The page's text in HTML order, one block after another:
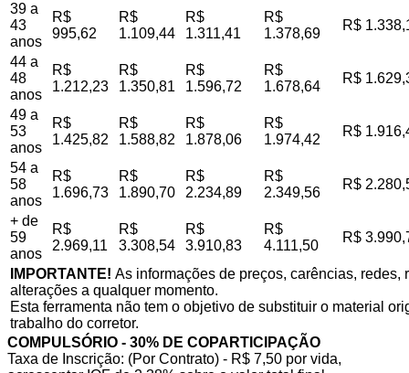
39 a
43
anos
R$
995,62
R$
1.109,44
R$
1.311,41
R$
1.378,69
R$
44 a
48
anos
R$
1.212,23
R$
1.350,81
R$
1.596,72
R$
1.678,64
R$
49 a
53
anos
R$
1.425,82
R$
1.588,82
R$
1.878,06
R$
1.974,42
R$
54 a
58
anos
R$
1.696,73
R$
1.890,70
R$
2.234,89
R$
2.349,56
R$
+ de
59
anos
R$
2.969,11
R$
3.308,54
R$
3.910,83
R$
4.111,50
R$
IMPORTANTE! As informações de preços, carências,
alterações a qualquer momento.
Esta ferramenta não tem o objetivo de substituir o material
trabalho do corretor.
COMPULSÓRIO - 30% DE COPARTICIPAÇÃO
Taxa de Inscrição: (Por Contrato) - R$ 7,50 por vida,